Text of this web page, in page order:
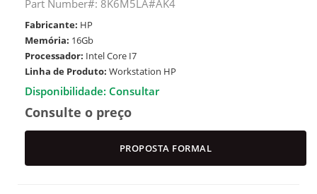
Part Number#: 8K6M5LA#AK4
Fabricante: HP
Memória: 16Gb
Processador: Intel Core I7
Linha de Produto: Workstation HP
Disponibilidade: Consultar
Consulte o preço
PROPOSTA FORMAL